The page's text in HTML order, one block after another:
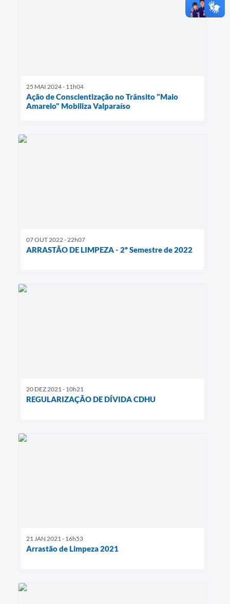
25 MAI 2024 - 11h04
​Ação de Conscientização no Trânsito "Maio
Amarelo" Mobiliza Valparaíso
07 OUT 2022 - 22h07
ARRASTÃO DE LIMPEZA - 2º Semestre de 2022
20 DEZ 2021 - 10h21
REGULARIZAÇÃO DE DÍVIDA CDHU
21 JAN 2021 - 16h53
Arrastão de Limpeza 2021